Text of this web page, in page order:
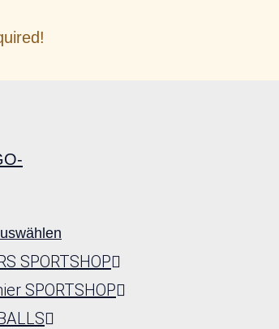
SPORTSHOP
SPORTSHOP